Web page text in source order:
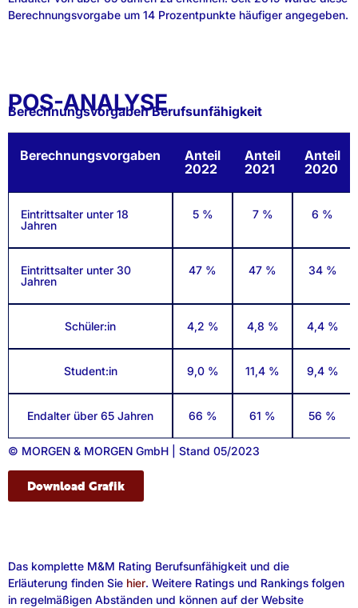
Berechnungsvorgabe um 14 Prozentpunkte häufiger angegeben.
POS-ANALYSE
Berechnungsvorgaben Berufsunfähigkeit
Berechnungsvorgaben
Anteil
2022
Anteil
2021
Anteil
2020
Eintrittsalter unter 18
Jahren
5 % 7 % 6 %
Eintrittsalter unter 30
Jahren
47 % 47 % 34 %
Schüler:in 4,2 % 4,8 % 4,4 %
Student:in 9,0 % 11,4 % 9,4 %
Endalter über 65 Jahren 66 % 61 % 56 %
© MORGEN & MORGEN GmbH | Stand 05/2023
Download Grafik
Das komplette M&M Rating Berufsunfähigkeit und die
Erläuterung finden Sie hier. Weitere Ratings und Rankings folgen
in regelmäßigen Abständen und können auf der Website